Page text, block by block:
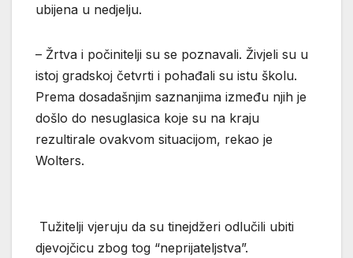
ubijena u nedjelju.
– Žrtva i počinitelji su se poznavali. Živjeli su u
istoj gradskoj četvrti i pohađali su istu školu.
Prema dosadašnjim saznanjima između njih je
došlo do nesuglasica koje su na kraju
rezultirale ovakvom situacijom, rekao je
Wolters.
Tužitelji vjeruju da su tinejdžeri odlučili ubiti
djevojčicu zbog tog “neprijateljstva”.